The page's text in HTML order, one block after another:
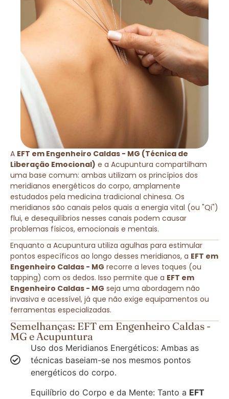
A EFT em Engenheiro Caldas - MG (Técnica de
Liberação Emocional) e a Acupuntura compartilham
uma base comum: ambas utilizam os princípios dos
meridianos energéticos do corpo, amplamente
estudados pela medicina tradicional chinesa. Os
meridianos são canais pelos quais a energia vital (ou "Qi")
flui, e desequilíbrios nesses canais podem causar
problemas físicos, emocionais e mentais.
Enquanto a Acupuntura utiliza agulhas para estimular
pontos específicos ao longo desses meridianos, a EFT em
Engenheiro Caldas - MG recorre a leves toques (ou
tapping) com os dedos. Isso permite que a EFT em
Engenheiro Caldas - MG seja uma abordagem não
invasiva e acessível, já que não exige equipamentos ou
ferramentas especializadas.
Semelhanças: EFT em Engenheiro Caldas -
MG e Acupuntura
Uso dos Meridianos Energéticos: Ambas as
técnicas baseiam-se nos mesmos pontos
energéticos do corpo.
Equilíbrio do Corpo e da Mente: Tanto a EFT